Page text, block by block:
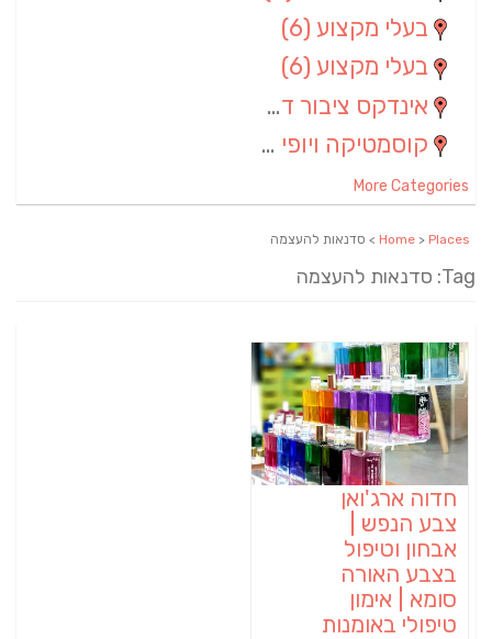
בעלי מקצוע (6)
בעלי מקצוע (6)
אינדקס ציבור דתי
קוסמטיקה ויופי (4)
More Categories
Home > Places > סדנאות להעצמה
Tag: סדנאות להעצמה
חדוה ארג'ואן
צבע הנפש |
אבחון וטיפול
בצבע האורה
סומא | אימון
טיפולי באומנות